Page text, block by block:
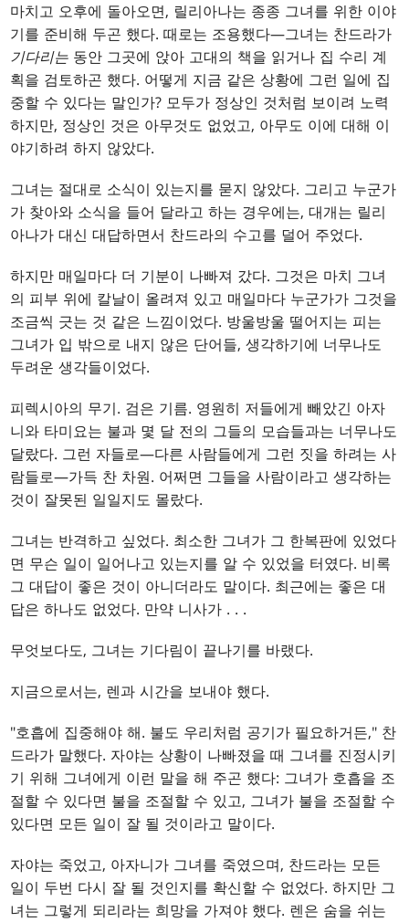
마치고 오후에 돌아오면, 릴리아나는 종종 그녀를 위한 이야
기를 준비해 두곤 했다. 때로는 조용했다—그녀는 찬드라가
기다리는 동안 그곳에 앉아 고대의 책을 읽거나 집 수리 계
획을 검토하곤 했다. 어떻게 지금 같은 상황에 그런 일에 집
중할 수 있다는 말인가? 모두가 정상인 것처럼 보이려 노력
하지만, 정상인 것은 아무것도 없었고, 아무도 이에 대해 이
야기하려 하지 않았다.
그녀는 절대로 소식이 있는지를 묻지 않았다. 그리고 누군가
가 찾아와 소식을 들어 달라고 하는 경우에는, 대개는 릴리
아나가 대신 대답하면서 찬드라의 수고를 덜어 주었다.
하지만 매일마다 더 기분이 나빠져 갔다. 그것은 마치 그녀
의 피부 위에 칼날이 올려져 있고 매일마다 누군가가 그것을
조금씩 긋는 것 같은 느낌이었다. 방울방울 떨어지는 피는
그녀가 입 밖으로 내지 않은 단어들, 생각하기에 너무나도
두려운 생각들이었다.
피렉시아의 무기. 검은 기름. 영원히 저들에게 빼았긴 아자
니와 타미요는 불과 몇 달 전의 그들의 모습들과는 너무나도
달랐다. 그런 자들로—다른 사람들에게 그런 짓을 하려는 사
람들로—가득 찬 차원. 어쩌면 그들을 사람이라고 생각하는
것이 잘못된 일일지도 몰랐다.
그녀는 반격하고 싶었다. 최소한 그녀가 그 한복판에 있었다
면 무슨 일이 일어나고 있는지를 알 수 있었을 터였다. 비록
그 대답이 좋은 것이 아니더라도 말이다. 최근에는 좋은 대
답은 하나도 없었다. 만약 니사가 . . .
무엇보다도, 그녀는 기다림이 끝나기를 바랬다.
지금으로서는, 렌과 시간을 보내야 했다.
"호흡에 집중해야 해. 불도 우리처럼 공기가 필요하거든," 찬
드라가 말했다. 자야는 상황이 나빠졌을 때 그녀를 진정시키
기 위해 그녀에게 이런 말을 해 주곤 했다: 그녀가 호흡을 조
절할 수 있다면 불을 조절할 수 있고, 그녀가 불을 조절할 수
있다면 모든 일이 잘 될 것이라고 말이다.
자야는 죽었고, 아자니가 그녀를 죽였으며, 찬드라는 모든
일이 두번 다시 잘 될 것인지를 확신할 수 없었다. 하지만 그
녀는 그렇게 되리라는 희망을 가져야 했다. 렌은 숨을 쉬는